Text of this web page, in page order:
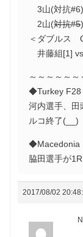
3山(対抗
2山(対抗#5
＜ダブルス
井藤組[1]
～～～～～～
◆Turkey F28
河内選手、田
ルコ終了(__)
◆Macedonia
脇田選手が
2017/08/02